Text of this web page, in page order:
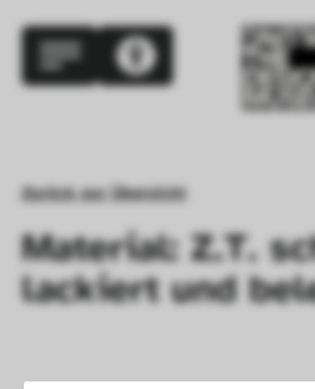
Zurück zur Übersicht
Material: Z.T.
lackiert und